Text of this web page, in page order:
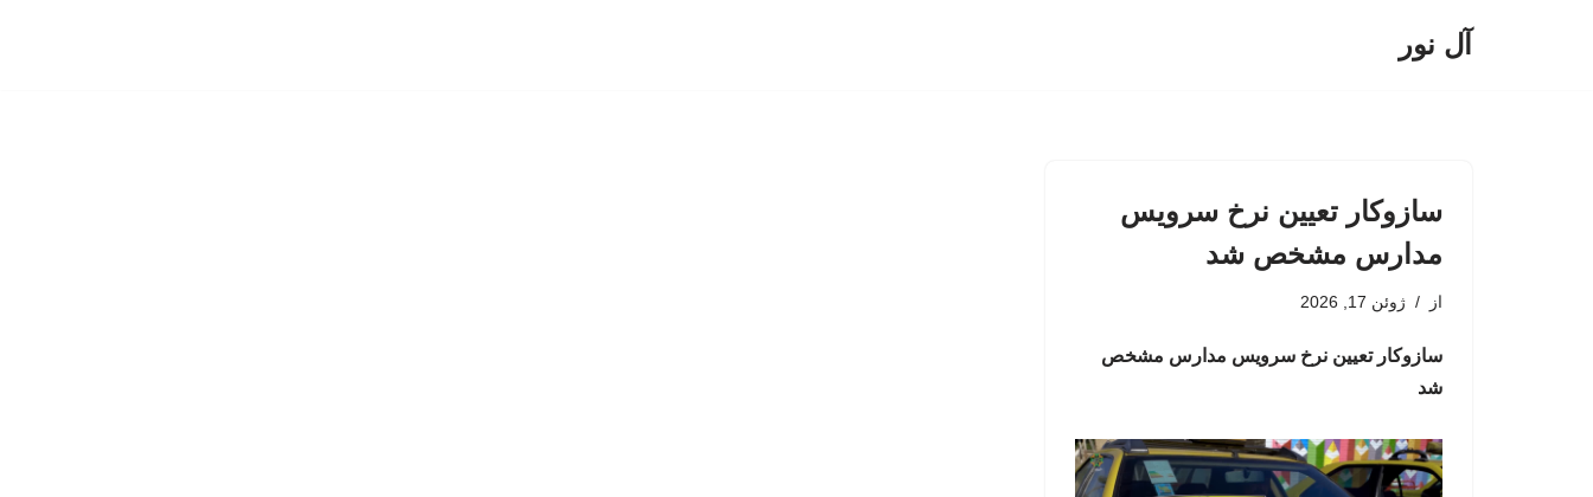
آل نور
سازوکار تعیین نرخ سرویس
مدارس مشخص شد
از ژوئن 17, 2026
سازوکار تعیین نرخ سرویس مدارس مشخص
شد